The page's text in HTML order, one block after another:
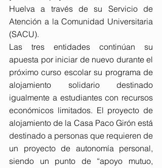
Huelva a través de su Servicio de
Atención a la Comunidad Universitaria
(SACU).
Las tres entidades continúan su
apuesta por iniciar de nuevo durante el
próximo curso escolar su programa de
alojamiento solidario destinado
igualmente a estudiantes con recursos
económicos limitados. El proyecto de
alojamiento de la Casa Paco Girón está
destinado a personas que requieren de
un proyecto de autonomía personal,
siendo un punto de “apoyo mutuo,